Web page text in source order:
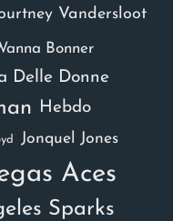
Vandersloot
Bonner
Delle Donne
Hebdo
Jonquel Jones
Aces
Sparks